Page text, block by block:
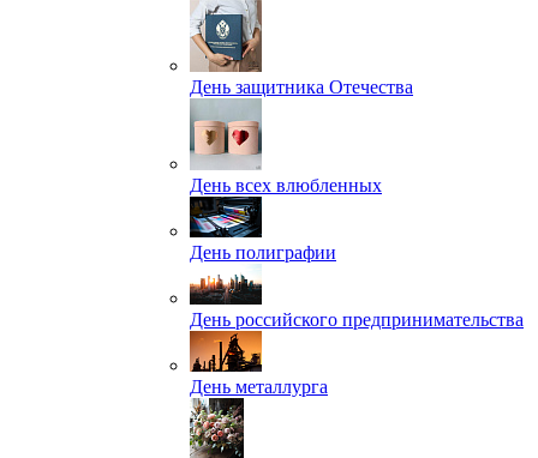
День защитника Отечества
День всех влюбленных
День полиграфии
День российского предпринимательства
День металлурга